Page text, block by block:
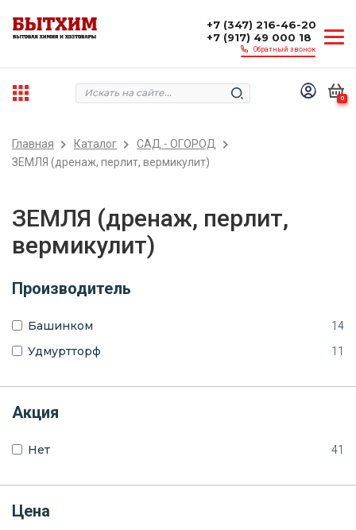
+7 (347) 216-46-20
+7 (917) 49 000 18
Обратный звонок
0
Главная Каталог
САД - ОГОРОД
ЗЕМЛЯ (дренаж, перлит, вермикулит)
ЗЕМЛЯ (дренаж, перлит,
вермикулит)
Производитель
Башинком 14
Удмуртторф 11
Акция
Нет 41
Цена